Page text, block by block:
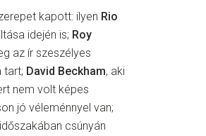
kapott: ilyen Rio
idején is; Roy
az ír szeszélyes
tart; David Beckham, aki
nem volt képes
jó véleménnyel van;
csúnyán